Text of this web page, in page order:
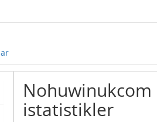
Nohuwinukcom
istatistikler